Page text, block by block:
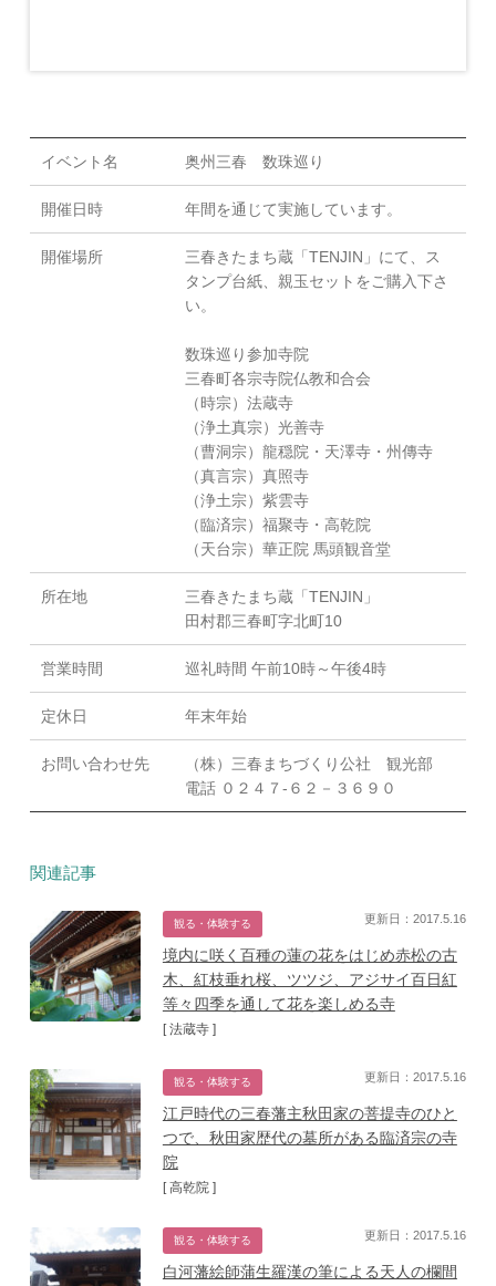
イベント名 奥州三春 数珠巡り
開催日時 年間を通じて実施しています。
開催場所
三春きたまち蔵「TENJIN」にて、ス
タンプ台紙、親玉セットをご購入下さ
い。
数珠巡り参加寺院
三春町各宗寺院仏教和合会
（時宗）法蔵寺
（浄土真宗）光善寺
（曹洞宗）龍穏院・天澤寺・州傳寺
（真言宗）真照寺
（浄土宗）紫雲寺
（臨済宗）福聚寺・高乾院
（天台宗）華正院 馬頭観音堂
所在地
三春きたまち蔵「TENJIN」
田村郡三春町字北町10
営業時間 巡礼時間 午前10時～午後4時
定休日 年末年始
お問い合わせ先
（株）三春まちづくり公社 観光部
電話 ０２４７‐６２－３６９０
関連記事
観る・体験する
境内に咲く百種の蓮の花をはじめ赤松の古
木、紅枝垂れ桜、ツツジ、アジサイ百日紅
等々四季を通して花を楽しめる寺
[ 法蔵寺 ]
更新日：2017.5.16
観る・体験する
江戸時代の三春藩主秋田家の菩提寺のひと
つで、秋田家歴代の墓所がある臨済宗の寺
院
[ 高乾院 ]
更新日：2017.5.16
観る・体験する
白河藩絵師蒲生羅漢の筆による天人の欄間
更新日：2017.5.16